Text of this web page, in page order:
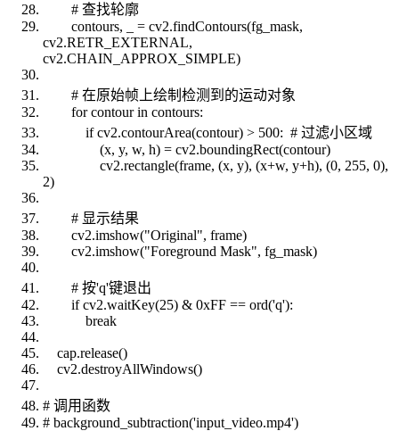
# 查找轮廓
contours, _ = cv2.findContours(fg_mask,
cv2.RETR_EXTERNAL,
cv2.CHAIN_APPROX_SIMPLE)
# 在原始帧上绘制检测到的运动对象
for contour in contours:
if cv2.contourArea(contour) > 500: # 过滤小区域
(x, y, w, h) = cv2.boundingRect(contour)
cv2.rectangle(frame, (x, y), (x+w, y+h), (0, 255, 0),
2)
# 显示结果
cv2.imshow("Original", frame)
cv2.imshow("Foreground Mask", fg_mask)
# 按'q'键退出
if cv2.waitKey(25) & 0xFF == ord('q'):
break
cap.release()
cv2.destroyAllWindows()
# 调用函数
# background_subtraction('input_video.mp4')